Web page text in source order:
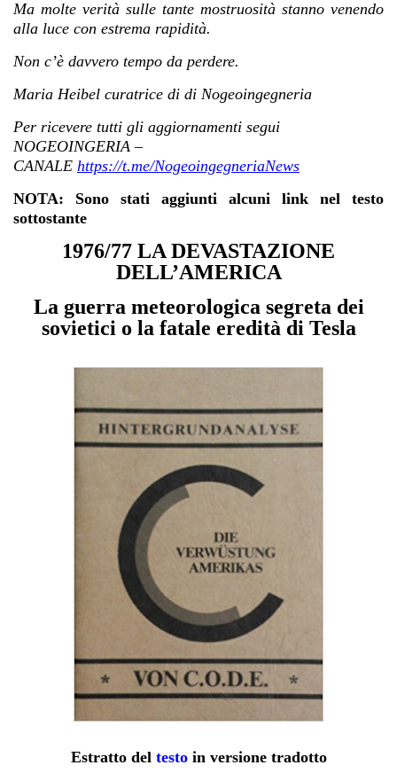
Ma molte verità sulle tante mostruosità stanno venendo
alla luce con estrema rapidità.
Non c’è davvero tempo da perdere.
Maria Heibel curatrice di di Nogeoingegneria
Per ricevere tutti gli aggiornamenti segui
NOGEOINGERIA –
CANALE https://t.me/NogeoingegneriaNews
NOTA: Sono stati aggiunti alcuni link nel testo
sottostante
1976/77 LA DEVASTAZIONE
DELL’AMERICA
La guerra meteorologica segreta dei
sovietici o la fatale eredità di Tesla
Estratto del testo in versione tradotto